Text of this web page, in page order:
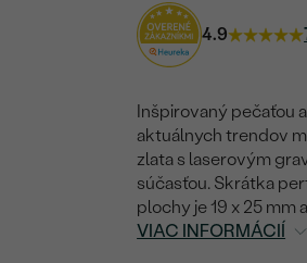
4.9
Inšpirovaný pečaťou
aktuálnych trendov
zlata s laserovým
súčasťou. Skrátka
plochy je 19 x 25 mm
VIAC INFORMÁCIÍ